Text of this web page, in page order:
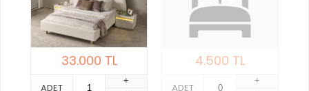
33.000 TL
ADET
+
4.500 TL
ADET
+